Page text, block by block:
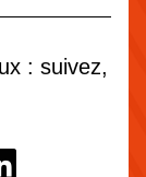
: suivez,